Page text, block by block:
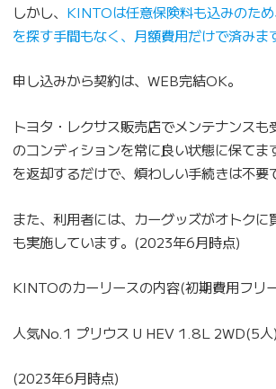
しかし、 KINTOは任意保険料も込みのた
を探す手間もなく、月額費用だけで済みま
申し込みから契約は、WEB完結OK。
トヨタ・レクサス販売店でメンテナンスも
のコンディションを常に良い状態に保てま
を返却するだけで、煩わしい手続きは不要
また、利用者には、カーグッズがオトクに
も実施しています。(2023年6月時点)
KINTOのカーリースの内容(初期費用フリ
人気No.1 プリウス U HEV 1.8L 2WD(5
(2023年6月時点)